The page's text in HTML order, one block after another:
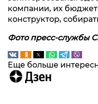
компании, их
конструктор,
Фото пресс-службы
Еще больше